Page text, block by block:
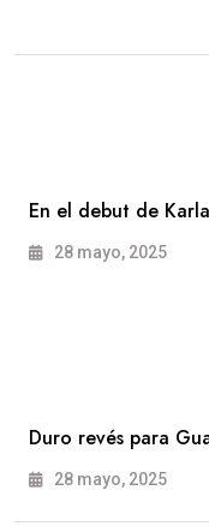
En el debut de
28 mayo, 2025
Duro revés para
28 mayo, 2025